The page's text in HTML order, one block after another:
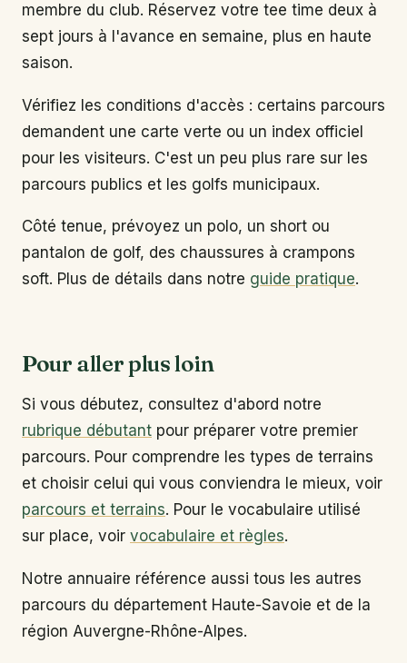
membre du club. Réservez votre tee time deux à
sept jours à l'avance en semaine, plus en haute
saison.
Vérifiez les conditions d'accès : certains parcours
demandent une carte verte ou un index officiel
pour les visiteurs. C'est un peu plus rare sur les
parcours publics et les golfs municipaux.
Côté tenue, prévoyez un polo, un short ou
pantalon de golf, des chaussures à crampons
soft. Plus de détails dans notre guide pratique.
Pour aller plus loin
Si vous débutez, consultez d'abord notre
rubrique débutant pour préparer votre premier
parcours. Pour comprendre les types de terrains
et choisir celui qui vous conviendra le mieux, voir
parcours et terrains. Pour le vocabulaire utilisé
sur place, voir vocabulaire et règles.
Notre annuaire référence aussi tous les autres
parcours du département Haute-Savoie et de la
région Auvergne-Rhône-Alpes.